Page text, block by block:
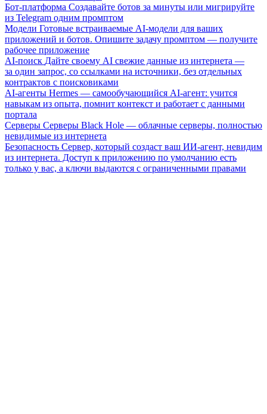
Бот-платформа Создавайте ботов за минуты или мигрируйте
из Telegram одним промптом
Модели Готовые встраиваемые AI-модели для ваших
приложений и ботов. Опишите задачу промптом — получите
рабочее приложение
AI-поиск Дайте своему AI свежие данные из интернета —
за один запрос, со ссылками на источники, без отдельных
контрактов с поисковиками
AI-агенты Hermes — самообучающийся AI-агент: учится
навыкам из опыта, помнит контекст и работает с данными
портала
Серверы Серверы Black Hole — облачные серверы, полностью
невидимые из интернета
Безопасность Сервер, который создаст ваш ИИ-агент, невидим
из интернета. Доступ к приложению по умолчанию есть
только у вас, а ключи выдаются с ограниченными правами